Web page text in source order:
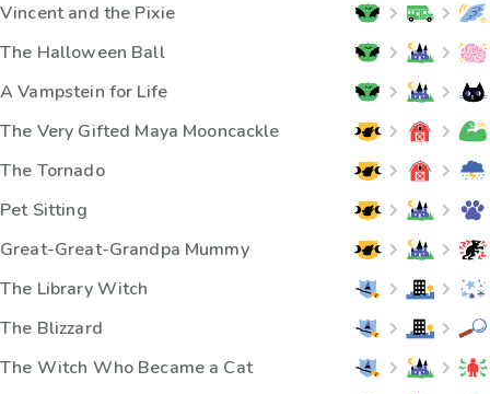
Vincent and the Pixie
The Halloween Ball
A Vampstein for Life
The Very Gifted Maya Mooncackle
The Tornado
Pet Sitting
Great-Great-Grandpa Mummy
The Library Witch
The Blizzard
The Witch Who Became a Cat